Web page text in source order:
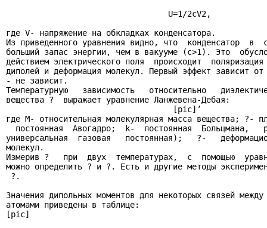
                                  U=1/2cV2,
где V- напряжение на обкладках конденсатора.
Из приведенного уравнения видно, что  конденсатор  в
больший запас энергии, чем в вакууме (с>1). Это
действием электрического поля  происходит
диполей и деформация молекул. Первый эффект зависит
- не зависит.
Температурную   зависимость   относительно
вещества ?  выражает уравнение Ланжевена-Дебая:
                                   [pic]’
где М- относительная молекулярная масса вещества; ?-
постоянная  Авогадро;  k-  постоянная  Больцмана,
универсальная  газовая   постоянная);   ?-
молекул.
Измерив ?   при  двух  температурах,  с  помощью
можно определить ? и ?. Есть и другие методы
?.
Значения дипольных моментов для некоторых связей между
атомами приведены в таблице:
[pic]